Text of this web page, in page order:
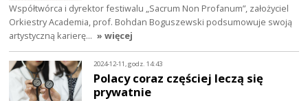
Współtwórca i dyrektor festiwalu „Sacrum Non Profanum”, założyciel
Orkiestry Academia, prof. Bohdan Boguszewski podsumowuje swoją
artystyczną karierę… » więcej
2024-12-11, godz. 14:43
Polacy coraz częściej leczą się
prywatnie